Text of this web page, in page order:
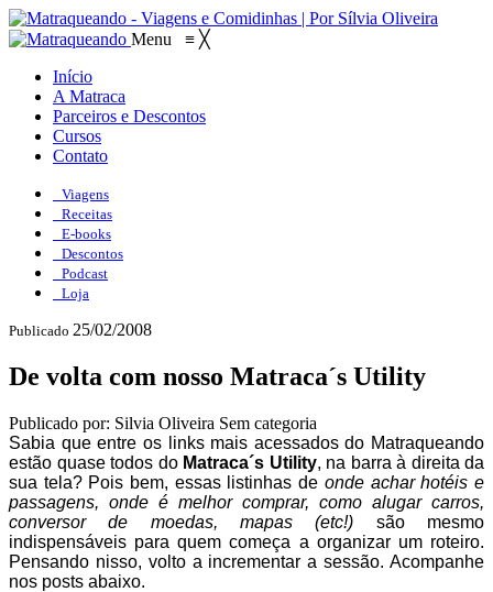
Menu ≡ ╳
Início
A Matraca
Parceiros e Descontos
Cursos
Contato
Viagens
Receitas
E-books
Descontos
Podcast
Loja
Publicado 25/02/2008
De volta com nosso Matraca´s Utility
Publicado por: Silvia Oliveira Sem categoria
Sabia que entre os links mais acessados do Matraqueando
estão quase todos do Matraca´s Utility, na barra à direita da
sua tela? Pois bem, essas listinhas de onde achar hotéis e
passagens, onde é melhor comprar, como alugar carros,
conversor de moedas, mapas (etc!) são mesmo
indispensáveis para quem começa a organizar um roteiro.
Pensando nisso, volto a incrementar a sessão. Acompanhe
nos posts abaixo.